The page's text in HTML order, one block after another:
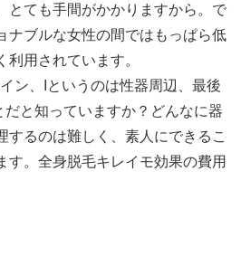
とても手間がかかりますから。で
ナブルな女性の間ではもっぱら低
用されています。
ン、Iというのは性器周辺、最後
と知っていますか？どんなに器
するのは難しく、素人にできるこ
す。全身脱毛キレイモ効果の費用